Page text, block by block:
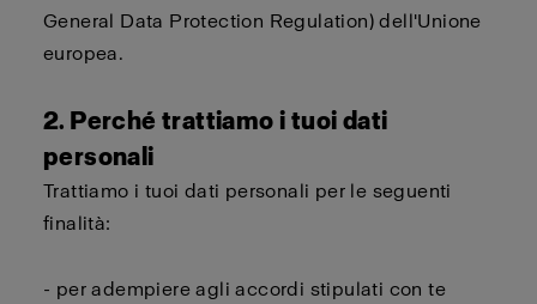
General Data Protection Regulation) dell'Unione
europea.
2. Perché trattiamo i tuoi dati
personali
Trattiamo i tuoi dati personali per le seguenti
finalità:
- per adempiere agli accordi stipulati con te